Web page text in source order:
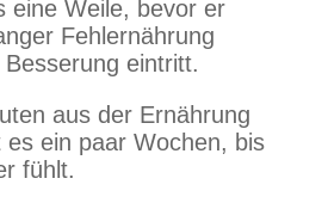
eine Weile, bevor er
Fehlernährung
eintritt.
aus der Ernährung
ein paar Wochen, bis
fühlt.